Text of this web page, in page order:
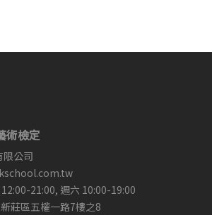
術檢定
限公司
21:00, 週六 10:00-19:00
莊區五權一路7樓之8